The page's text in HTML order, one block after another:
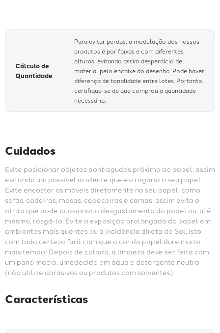
Cálculo de
Quantidade
Para evitar perdas, a modulação dos nossos
produtos é por faixas e com diferentes
alturas, evitando assim desperdício de
material pelo encaixe do desenho. Pode haver
diferença de tonalidade entre lotes. Portanto,
certifique-se de que comprou a quantidade
necessária.
Cuidados
Evite posicionar objetos pontiagudos próximo ao papel, assim
evitando um possível acidente que estragaria o seu papel.
Evite encostar os móveis diretamente no seu papel, como
sofás, cadeiras, mesas, cabeceiras e camas, assim evita o
atrito que pode ocasionar o desgastamento do papel ou, até
mesmo, rasgá-lo. Evite a exposição prolongada do papel em
ambientes mais quentes ou a incidência direta do Sol, isto
com toda certeza fará com que a cor do papel dure muito
mais tempo! Depois de colado, a limpeza deve ser feita com
um pano macio, umedecido em água e detergente neutro
(não utilize abrasivos ou produtos com solventes).
Características